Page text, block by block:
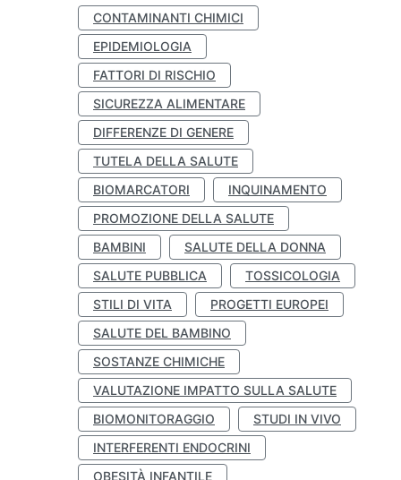
CONTAMINANTI CHIMICI
EPIDEMIOLOGIA
FATTORI DI RISCHIO
SICUREZZA ALIMENTARE
DIFFERENZE DI GENERE
TUTELA DELLA SALUTE
BIOMARCATORI
INQUINAMENTO
PROMOZIONE DELLA SALUTE
BAMBINI
SALUTE DELLA DONNA
SALUTE PUBBLICA
TOSSICOLOGIA
STILI DI VITA
PROGETTI EUROPEI
SALUTE DEL BAMBINO
SOSTANZE CHIMICHE
VALUTAZIONE IMPATTO SULLA SALUTE
BIOMONITORAGGIO
STUDI IN VIVO
INTERFERENTI ENDOCRINI
OBESITÀ INFANTILE